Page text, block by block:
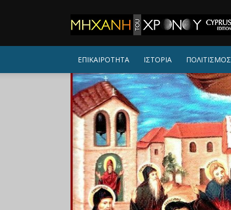
ΤΟΥ
ΧΡΟΝΟΥ
ΕΠΙΚΑΙΡΟΤΗΤΑ ΙΣΤΟΡΙΑ ΠΟΛΙΤΙΣΜΟΣ